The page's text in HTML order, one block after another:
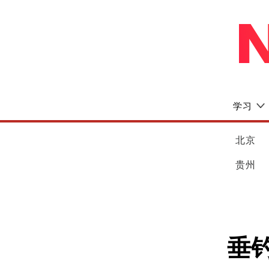
学习
北京
贵州
垂